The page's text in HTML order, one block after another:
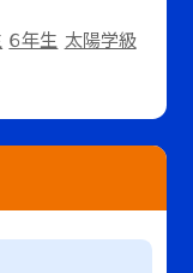
６年生 太陽学級